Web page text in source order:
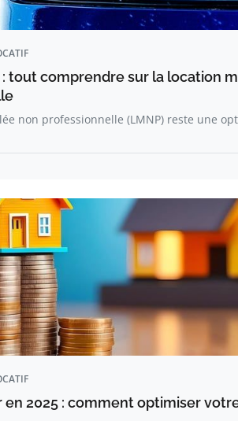
: tout comprendre sur la location
non professionnelle (LMNP) reste une
en 2025 : comment optimiser